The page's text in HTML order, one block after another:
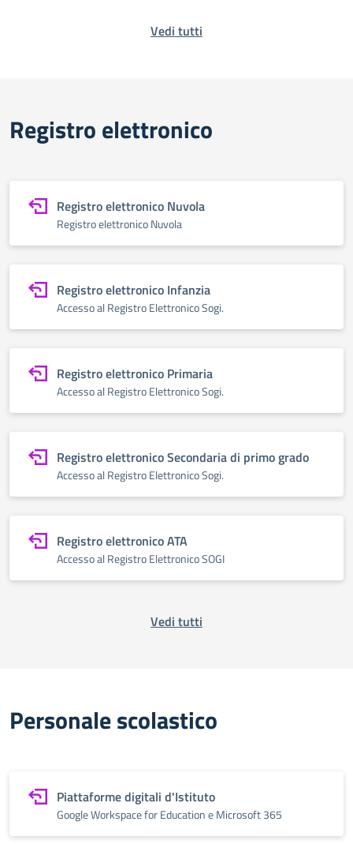
Vedi tutti
Registro elettronico
Registro elettronico Nuvola
Registro elettronico Nuvola
Registro elettronico Infanzia
Accesso al Registro Elettronico Sogi.
Registro elettronico Primaria
Accesso al Registro Elettronico Sogi.
Registro elettronico Secondaria di primo grado
Accesso al Registro Elettronico Sogi.
Registro elettronico ATA
Accesso al Registro Elettronico SOGI
Vedi tutti
Personale scolastico
Piattaforme digitali d'Istituto
Google Workspace for Education e Microsoft 365